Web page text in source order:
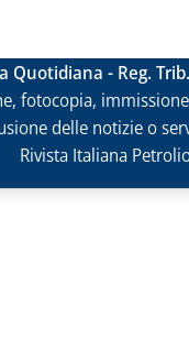
Quotidiana - Reg.
fotocopia,
delle notizie o
Rivista Italiana